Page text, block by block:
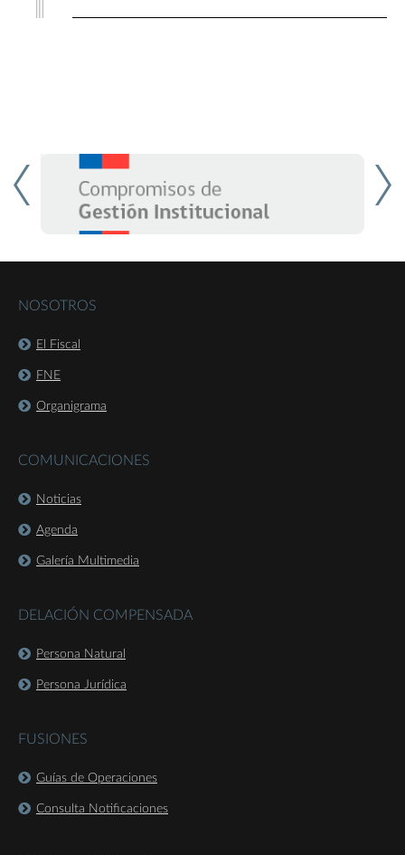
NOSOTROS
El Fiscal
FNE
Organigrama
COMUNICACIONES
Noticias
Agenda
Galería Multimedia
DELACIÓN COMPENSADA
Persona Natural
Persona Jurídica
FUSIONES
Guías de Operaciones
Consulta Notificaciones